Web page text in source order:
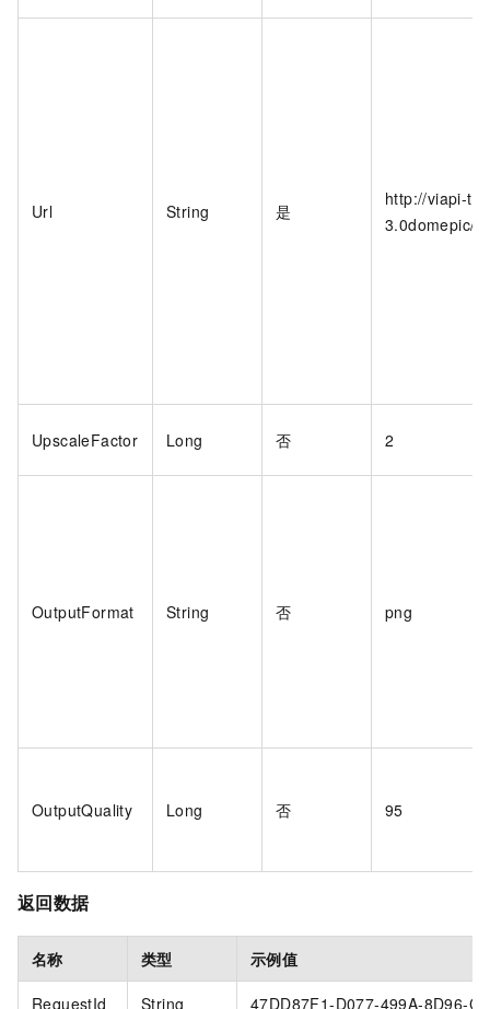
Url String 是
http://viapi-
3.0domepic/
UpscaleFactor Long 否 2
OutputFormat String 否 png
OutputQuality Long 否 95
返回数据
名称 类型 示例值
RequestId String 47DD87F1-D077-499A-8D96-